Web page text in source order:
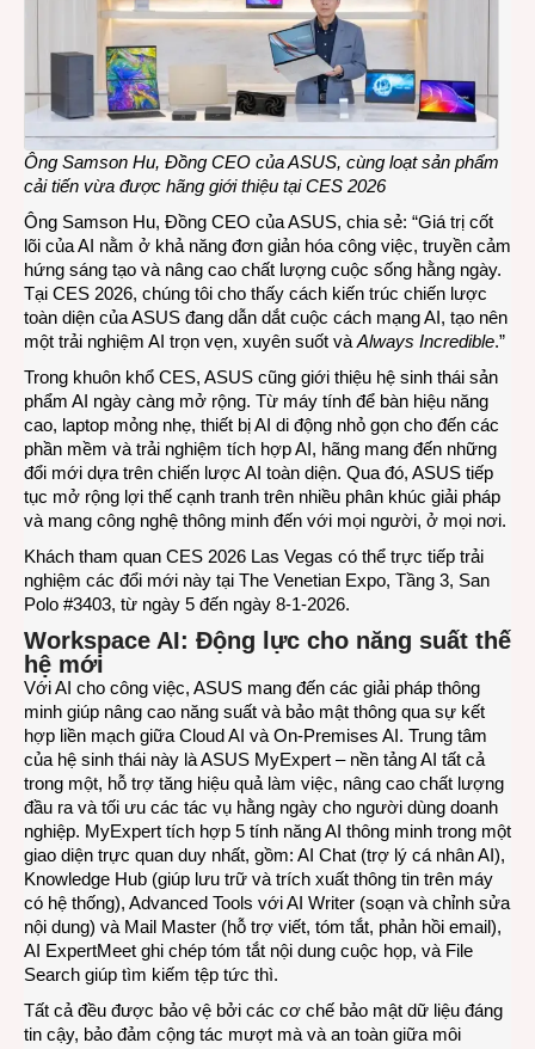
Ông Samson Hu, Đồng CEO của ASUS, cùng loạt sản phẩm
cải tiến vừa được hãng giới thiệu tại CES 2026
Ông Samson Hu, Đồng CEO của ASUS, chia sẻ: “Giá trị cốt
lõi của AI nằm ở khả năng đơn giản hóa công việc, truyền cảm
hứng sáng tạo và nâng cao chất lượng cuộc sống hằng ngày.
Tại CES 2026, chúng tôi cho thấy cách kiến trúc chiến lược
toàn diện của ASUS đang dẫn dắt cuộc cách mạng AI, tạo nên
một trải nghiệm AI trọn vẹn, xuyên suốt và Always Incredible.”
Trong khuôn khổ CES, ASUS cũng giới thiệu hệ sinh thái sản
phẩm AI ngày càng mở rộng. Từ máy tính để bàn hiệu năng
cao, laptop mỏng nhẹ, thiết bị AI di động nhỏ gọn cho đến các
phần mềm và trải nghiệm tích hợp AI, hãng mang đến những
đổi mới dựa trên chiến lược AI toàn diện. Qua đó, ASUS tiếp
tục mở rộng lợi thế cạnh tranh trên nhiều phân khúc giải pháp
và mang công nghệ thông minh đến với mọi người, ở mọi nơi.
Khách tham quan CES 2026 Las Vegas có thể trực tiếp trải
nghiệm các đổi mới này tại The Venetian Expo, Tầng 3, San
Polo #3403, từ ngày 5 đến ngày 8-1-2026.
Workspace AI: Động lực cho năng suất thế
hệ mới
Với AI cho công việc, ASUS mang đến các giải pháp thông
minh giúp nâng cao năng suất và bảo mật thông qua sự kết
hợp liền mạch giữa Cloud AI và On‑Premises AI. Trung tâm
của hệ sinh thái này làASUS MyExpert – nền tảng AI tất cả
trong một, hỗ trợ tăng hiệu quả làm việc, nâng cao chất lượng
đầu ra và tối ưu các tác vụ hằng ngày cho người dùng doanh
nghiệp. MyExpert tích hợp 5 tính năng AI thông minh trong một
giao diện trực quan duy nhất, gồm: AI Chat (trợ lý cá nhân AI),
Knowledge Hub (giúp lưu trữ và trích xuất thông tin trên máy
có hệ thống), Advanced Tools với AI Writer (soạn và chỉnh sửa
nội dung) và Mail Master (hỗ trợ viết, tóm tắt, phản hồi email),
AI ExpertMeet ghi chép tóm tắt nội dung cuộc họp, và File
Search giúp tìm kiếm tệp tức thì.
Tất cả đều được bảo vệ bởi các cơ chế bảo mật dữ liệu đáng
tin cậy, bảo đảm cộng tác mượt mà và an toàn giữa môi